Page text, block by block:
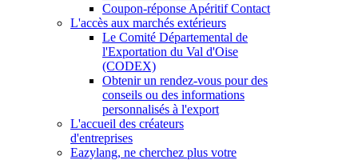
Coupon-réponse Apéritif Contact
L'accès aux marchés extérieurs
Le Comité Départemental de
l'Exportation du Val d'Oise
(CODEX)
Obtenir un rendez-vous pour des
conseils ou des informations
personnalisés à l'export
L'accueil des créateurs
d'entreprises
Eazylang, ne cherchez plus votre